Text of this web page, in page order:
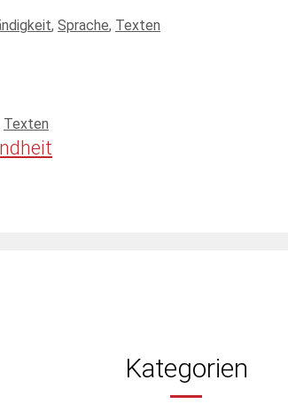
, Sprache, Texten
Texten
Kategorien